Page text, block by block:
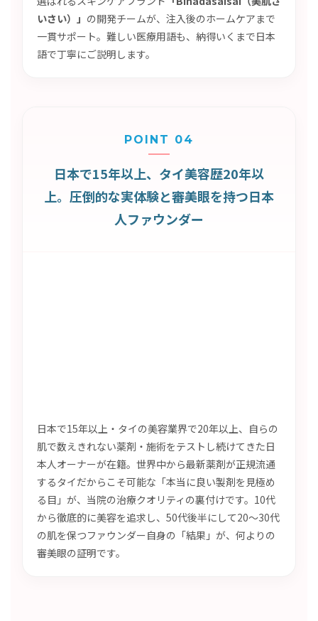
いさい）」 の開発チームが、注入後のホームケアまで
一貫サポート。難しい医療用語も、納得いくまで日本
語で丁寧にご説明します。
POINT 04
日本で15年以上、タイ美容歴20年以
上。圧倒的な実体験と審美眼を持つ日本
人ファウンダー
日本で15年以上・タイの美容業界で20年以上、自らの
肌で数えきれない薬剤・施術をテストし続けてきた日
本人オーナーが在籍。世界中から最新薬剤が正規流通
するタイだからこそ可能な「本当に良い製剤を見極め
る目」が、当院の治療クオリティの裏付けです。10代
から徹底的に美容を追求し、50代後半にして20〜30代
の肌を保つファウンダー自身の「結果」が、何よりの
審美眼の証明です。